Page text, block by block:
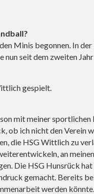
Minis begonnen. In der
seit dem zweiten
gespielt.
mit meiner
ob ich nicht den Verein
die HSG Wittlich zu
an
Die HSG Hunsrück hat
gemacht. Bereits
werden